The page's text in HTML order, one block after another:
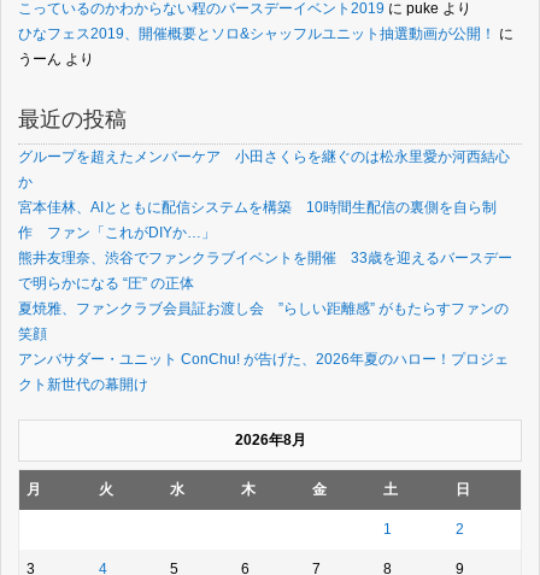
こっているのかわからない程のバースデーイベント2019 に puke より
ひなフェス2019、開催概要とソロ&シャッフルユニット抽選動画が公開！
に
うーん より
最近の投稿
グループを超えたメンバーケア 小田さくらを継ぐのは松永里愛か河西結心
か
宮本佳林、AIとともに配信システムを構築 10時間生配信の裏側を自ら制
作 ファン「これがDIYか…」
熊井友理奈、渋谷でファンクラブイベントを開催 33歳を迎えるバースデー
で明らかになる “圧” の正体
夏焼雅、ファンクラブ会員証お渡し会 ”らしい距離感” がもたらすファンの
笑顔
アンバサダー・ユニット ConChu! が告げた、2026年夏のハロー！プロジェ
クト新世代の幕開け
2026年8月
月 火 水 木 金 土 日
1 2
3 4 5 6 7 8 9